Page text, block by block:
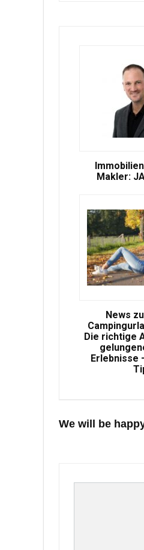
Makler:
News
Die richtige
Erlebnisse
We will be